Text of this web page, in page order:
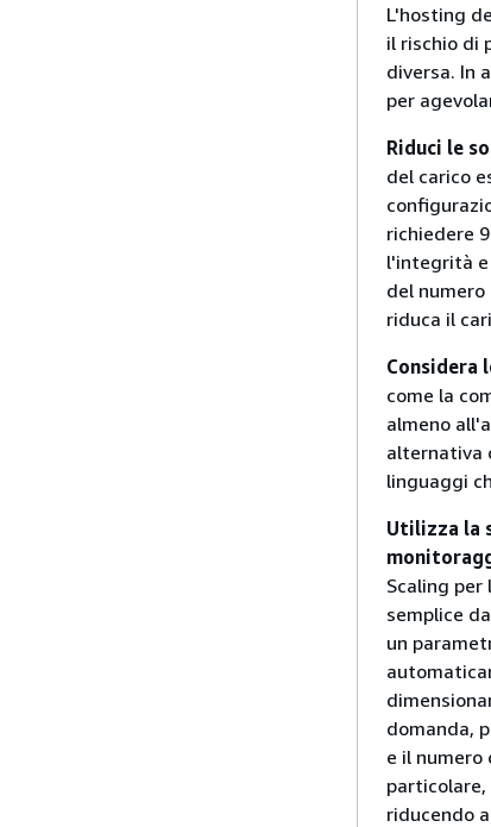
L'hosting
il rischio di
diversa. In
per
Riduci le
del carico
richiedere
l'integrità e
del
riduca il
Considera
come la
almeno
alternativa
linguaggi
Utilizza la
Scaling
semplice
un
domanda,
e il
riducendo